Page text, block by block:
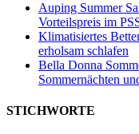
Auping Summer
Vorteilspreis im
Klimatisiertes
erholsam schlafen
Bella Donna
Sommernächten
STICHWORTE